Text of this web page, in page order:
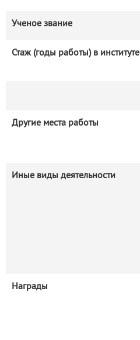
Ученое звание
Стаж (годы работы) в институте
Другие места работы
Иные виды деятельности
Награды